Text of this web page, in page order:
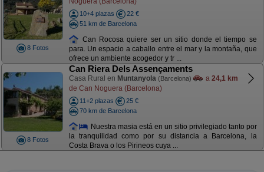
8 Fotos
10+4 plazas
22 €
51 km de Barcelona
Can Rocosa quiere ser un sitio donde el tiempo se
para. Un espacio a caballo entre el mar y la montaña, que
ofrece un ambiente acogedor y tr ...
8 Fotos
Can Riera Dels Assençaments
Casa Rural en Muntanyola (Barcelona) a 24,1 km
de Can Noguera (Barcelona)
11+2 plazas
25 €
70 km de Barcelona
Nuestra masia está en un sitio privilegiado tanto por
la tranquilidad como por su distancia a Barcelona, la
Costa Brava o los Pirineos cuya ...